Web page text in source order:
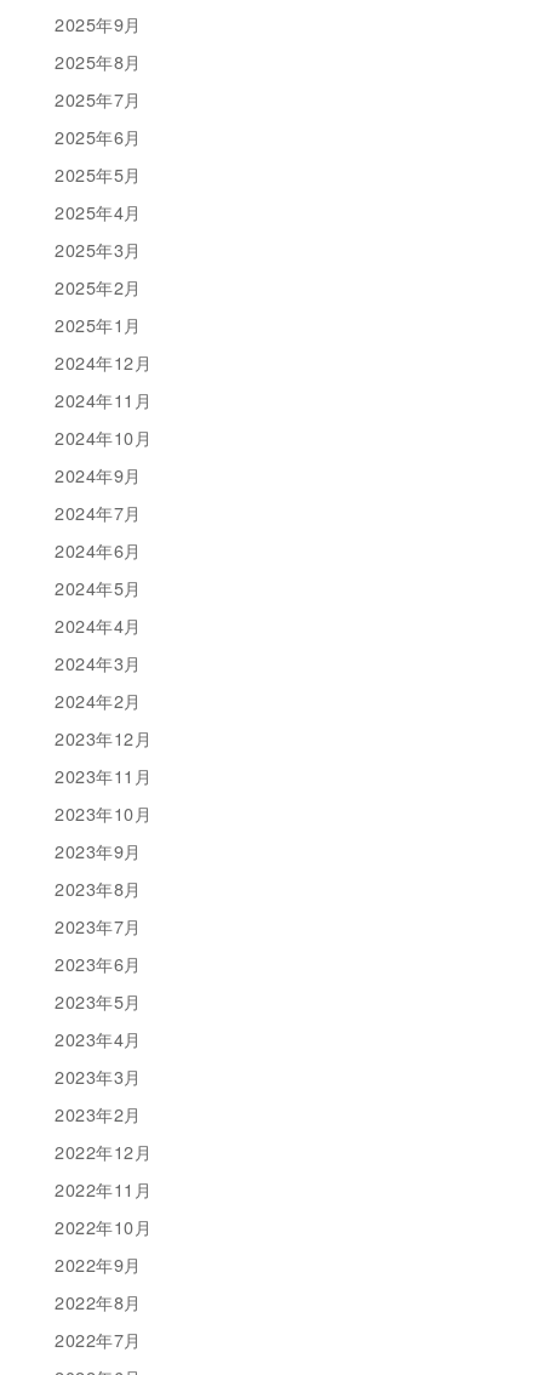
2025年9月
2025年8月
2025年7月
2025年6月
2025年5月
2025年4月
2025年3月
2025年2月
2025年1月
2024年12月
2024年11月
2024年10月
2024年9月
2024年7月
2024年6月
2024年5月
2024年4月
2024年3月
2024年2月
2023年12月
2023年11月
2023年10月
2023年9月
2023年8月
2023年7月
2023年6月
2023年5月
2023年4月
2023年3月
2023年2月
2022年12月
2022年11月
2022年10月
2022年9月
2022年8月
2022年7月